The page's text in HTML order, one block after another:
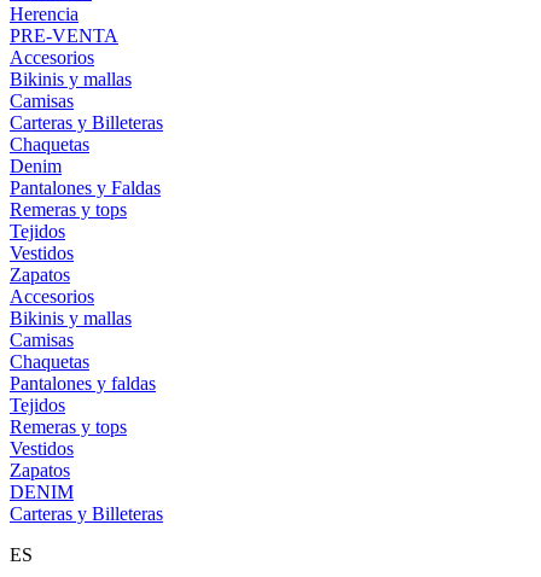
Herencia
PRE-VENTA
Accesorios
Bikinis y mallas
Camisas
Carteras y Billeteras
Chaquetas
Denim
Pantalones y Faldas
Remeras y tops
Tejidos
Vestidos
Zapatos
Accesorios
Bikinis y mallas
Camisas
Chaquetas
Pantalones y faldas
Tejidos
Remeras y tops
Vestidos
Zapatos
DENIM
Carteras y Billeteras
ES